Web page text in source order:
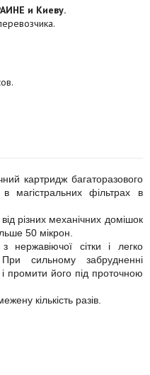
и Киеву.
картридж багаторазового
в магістральних фільтрах в
різних механічних домішок
50 мікрон.
нержавіючої сітки і легко
сильному забрудненні
промити його під проточною
кількість разів.